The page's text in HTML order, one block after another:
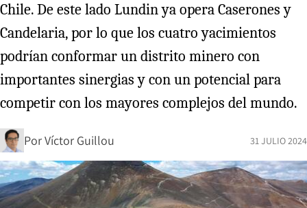
Chile. De este lado Lundin ya opera Caserones y
Candelaria, por lo que los cuatro yacimientos
podrían conformar un distrito minero con
importantes sinergias y con un potencial para
competir con los mayores complejos del mundo.
PorVíctor Guillou 31 JULIO 2024